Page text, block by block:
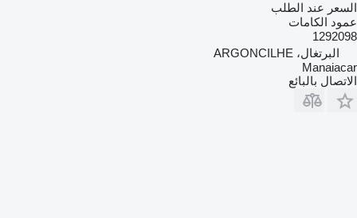
السعر عند الطلب
عمود الكامات
1292098
البرتغال، ARGONCILHE
Manaiacar
الاتصال بالبائع